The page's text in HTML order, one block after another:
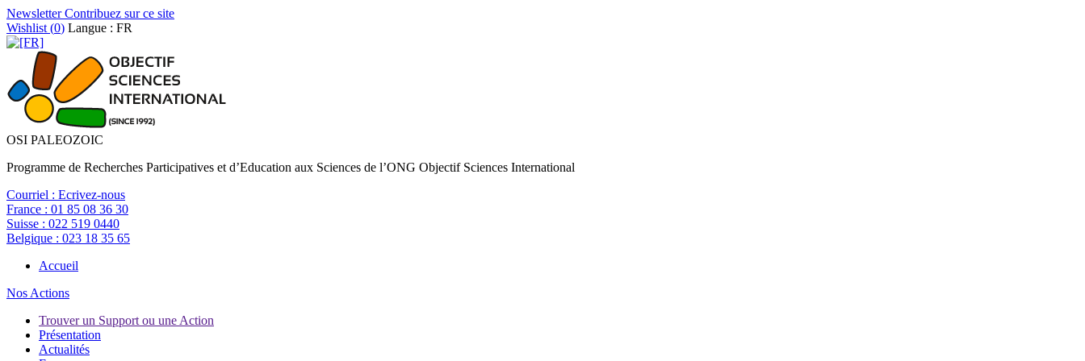
NewsletterContribuez sur ce site
Wishlist (0) Langue : FR
OSI PALEOZOIC
Programme de Recherches Participatives et d’Education aux Sciences de l’ONG Objectif Sciences International
Courriel : Ecrivez-nous
France : 01 85 08 36 30
Suisse : 022 519 0440
Belgique : 023 18 35 65
Accueil
Nos Actions
Trouver un Support ou une Action
Présentation
Actualités